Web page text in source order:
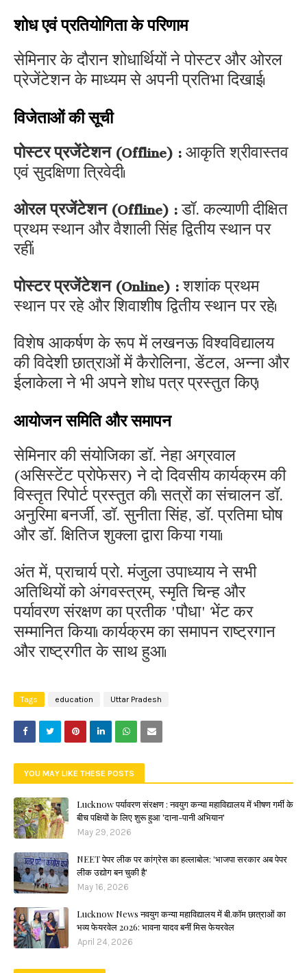
शोध एवं प्रतियोगिता के परिणाम
सेमिनार के दौरान शोधार्थियों ने पोस्टर और ओरल
प्रेजेंटेशन के माध्यम से अपनी प्रतिभा दिखाई।
विजेताओं की सूची
पोस्टर प्रजेंटेशन (Offline) :आकृति श्रीवास्तव
एवं सुदक्षिणा त्रिवेदी।
ओरल प्रजेंटेशन (Offline) :डॉ. कल्याणी दीक्षित
प्रथम स्थान और वैशाली सिंह द्वितीय स्थान पर
रहीं।
पोस्टर प्रजेंटेशन (Online) :शशांक प्रथम
स्थान पर रहे और शिवाशीष द्वितीय स्थान पर रहे।
विशेष आकर्षण के रूप में लखनऊ विश्वविद्यालय
की विदेशी छात्राओं में कैरोलिना, डेंटल, अन्ना और
ईलाकेला ने भी अपने शोध पत्र प्रस्तुत किए।
आयोजन समिति और समापन
सेमिनार की संयोजिका डॉ. नेहा अग्रवाल
(असिस्टेंट प्रोफेसर) ने दो दिवसीय कार्यक्रम की
विस्तृत रिपोर्ट प्रस्तुत की। सत्रों का संचालन डॉ.
अनुरिमा बनर्जी, डॉ. सुनीता सिंह, डॉ. प्रतिमा घोष
और डॉ. क्षितिज शुक्ला द्वारा किया गया।
अंत में, प्राचार्य प्रो. मंजुला उपाध्याय ने सभी
अतिथियों को अंगवस्त्रम्, स्मृति चिन्ह और
पर्यावरण संरक्षण का प्रतीक 'पौधा' भेंट कर
सम्मानित किया। कार्यक्रम का समापन राष्ट्रगान
और राष्ट्रगीत के साथ हुआ।
Tags education Uttar Pradesh
YOU MAY LIKE THESE POSTS
Lucknow पर्यावरण संरक्षण : नवयुग कन्या महाविद्यालय में भीषण गर्मी के
बीच पक्षियों के लिए शुरू हुआ 'दाना-पानी अभियान'
May 29, 2026
NEET पेपर लीक पर कांग्रेस का हल्लाबोल: 'भाजपा सरकार अब पेपर
लीक उद्योग बन चुकी है'
May 16, 2026
Lucknow News नवयुग कन्या महाविद्यालय में बी.कॉम छात्राओं का
भव्य फेयरवेल 2026: भावना यादव बनीं मिस फेयरवेल
April 24, 2026